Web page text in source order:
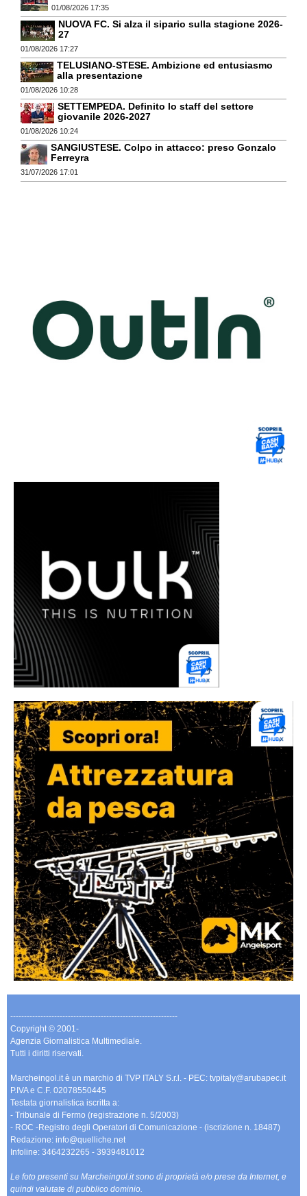
01/08/2026 17:35
NUOVA FC. Si alza il sipario sulla stagione 2026-
27
01/08/2026 17:27
TELUSIANO-STESE. Ambizione ed entusiasmo
alla presentazione
01/08/2026 10:28
SETTEMPEDA. Definito lo staff del settore
giovanile 2026-2027
01/08/2026 10:24
SANGIUSTESE. Colpo in attacco: preso Gonzalo
Ferreyra
31/07/2026 17:01
-------------------------------------------------------------
Copyright © 2001-
Agenzia Giornalistica Multimediale.
Tutti i diritti riservati.
Marcheingol.it è un marchio di TVP ITALY S.r.l. - PEC: tvpitaly@arubapec.it
P.IVA e C.F. 02078550445
Testata giornalistica iscritta a:
- Tribunale di Fermo (registrazione n. 5/2003)
- ROC -Registro degli Operatori di Comunicazione - (iscrizione n. 18487)
Redazione: info@quelliche.net
Infoline: 3464232265 - 3939481012
Le foto presenti su Marcheingol.it sono di proprietà e/o prese da Internet, e
quindi valutate di pubblico dominio.